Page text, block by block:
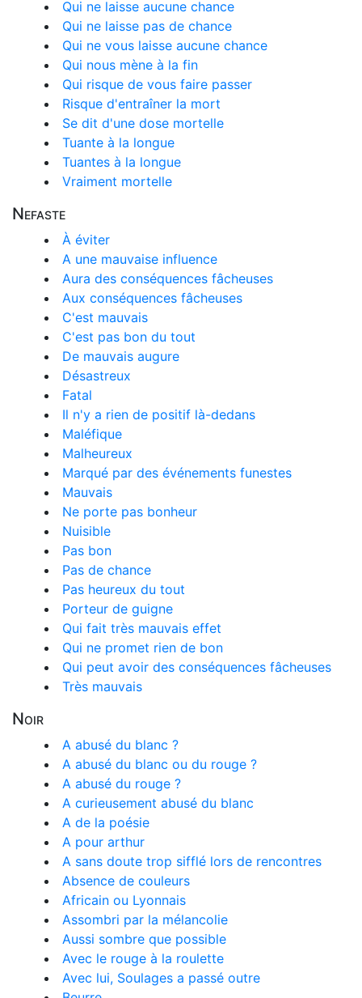
Qui ne laisse aucune chance
Qui ne laisse pas de chance
Qui ne vous laisse aucune chance
Qui nous mène à la fin
Qui risque de vous faire passer
Risque d'entraîner la mort
Se dit d'une dose mortelle
Tuante à la longue
Tuantes à la longue
Vraiment mortelle
Nefaste
À éviter
A une mauvaise influence
Aura des conséquences fâcheuses
Aux conséquences fâcheuses
C'est mauvais
C'est pas bon du tout
De mauvais augure
Désastreux
Fatal
Il n'y a rien de positif là-dedans
Maléfique
Malheureux
Marqué par des événements funestes
Mauvais
Ne porte pas bonheur
Nuisible
Pas bon
Pas de chance
Pas heureux du tout
Porteur de guigne
Qui fait très mauvais effet
Qui ne promet rien de bon
Qui peut avoir des conséquences fâcheuses
Très mauvais
Noir
A abusé du blanc ?
A abusé du blanc ou du rouge ?
A abusé du rouge ?
A curieusement abusé du blanc
A de la poésie
A pour arthur
A sans doute trop sifflé lors de rencontres
Absence de couleurs
Africain ou Lyonnais
Assombri par la mélancolie
Aussi sombre que possible
Avec le rouge à la roulette
Avec lui, Soulages a passé outre